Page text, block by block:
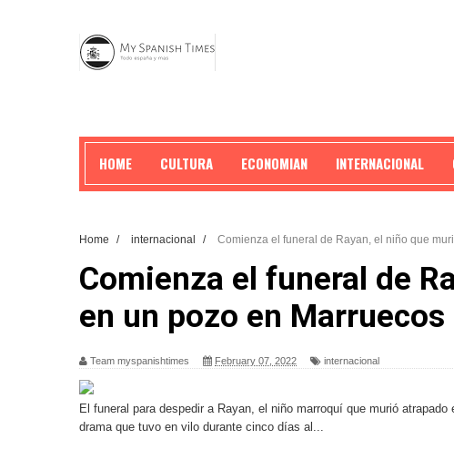
HOME CULTURA ECONOMIAN INTERNACIONAL
Home / internacional / Comienza el funeral de Rayan, el niño que
Comienza el funeral de
en un pozo en Marruecos
Team myspanishtimes February 07, 2022 internacional
El funeral para despedir a Rayan, el niño marroquí que murió
drama que tuvo en vilo durante cinco días al...